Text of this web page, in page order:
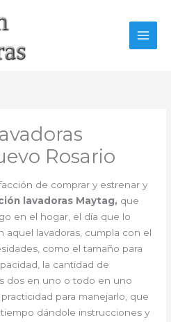
Rosario
de comprar y estrenar y
lavadoras Maytag, que
en el hogar, el día que lo
aquel lavadoras, cumpla con el
como el tamaño para
la cantidad de
dos en uno o todo en uno
para manejarlo, que
dándole instrucciones y